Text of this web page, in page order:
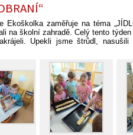
zaměřuje na téma
na školní zahradě. Celý tento
Upekli jsme štrůdl,